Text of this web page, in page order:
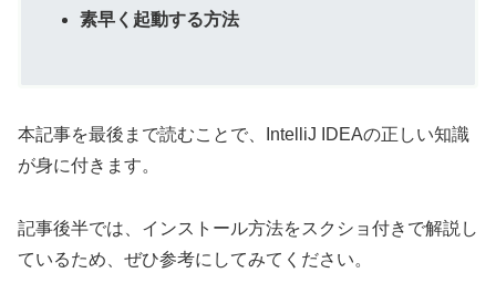
素早く起動する方法
本記事を最後まで読むことで、IntelliJ IDEAの正しい知識
が身に付きます。
記事後半では、インストール方法をスクショ付きで解説し
ているため、ぜひ参考にしてみてください。